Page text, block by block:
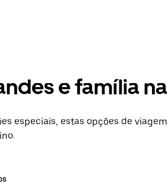
e família
especiais, estas opções de